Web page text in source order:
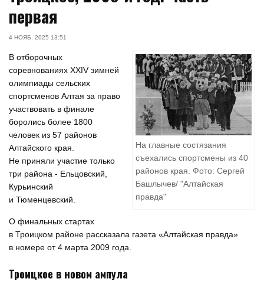
первая
4 НОЯБ. 2025 13:51
На главные состязания
съехались спортсмены из 40
районов края. Фото: Сергей
Башлычев/ "Алтайская
правда"
В отборочных
соревнованиях XXIV зимней
олимпиады сельских
спортсменов Алтая за право
участвовать в финале
боролись более 1800
человек из 57 районов
Алтайского края.
Не приняли участие только
три района - Ельцовский,
Курьинский
и Тюменцевский.
О финальных стартах
в Троицком районе рассказала газета «Алтайская правда»
в номере от 4 марта 2009 года.
Троицкое в новом ампула